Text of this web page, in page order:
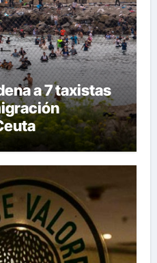
a 7 taxistas